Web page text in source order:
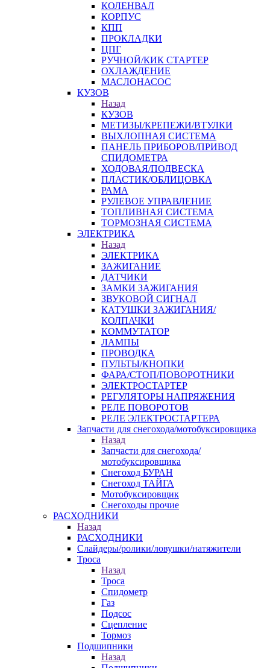
КОЛЕНВАЛ
КОРПУС
КПП
ПРОКЛАДКИ
ЦПГ
РУЧНОЙ/КИК СТАРТЕР
ОХЛАЖДЕНИЕ
МАСЛОНАСОС
КУЗОВ
Назад
КУЗОВ
МЕТИЗЫ/КРЕПЕЖИ/ВТУЛКИ
ВЫХЛОПНАЯ СИСТЕМА
ПАНЕЛЬ ПРИБОРОВ/ПРИВОД
СПИДОМЕТРА
ХОДОВАЯ/ПОДВЕСКА
ПЛАСТИК/ОБЛИЦОВКА
РАМА
РУЛЕВОЕ УПРАВЛЕНИЕ
ТОПЛИВНАЯ СИСТЕМА
ТОРМОЗНАЯ СИСТЕМА
ЭЛЕКТРИКА
Назад
ЭЛЕКТРИКА
ЗАЖИГАНИЕ
ДАТЧИКИ
ЗАМКИ ЗАЖИГАНИЯ
ЗВУКОВОЙ СИГНАЛ
КАТУШКИ ЗАЖИГАНИЯ/
КОЛПАЧКИ
КОММУТАТОР
ЛАМПЫ
ПРОВОДКА
ПУЛЬТЫ/КНОПКИ
ФАРА/СТОП/ПОВОРОТНИКИ
ЭЛЕКТРОСТАРТЕР
РЕГУЛЯТОРЫ НАПРЯЖЕНИЯ
РЕЛЕ ПОВОРОТОВ
РЕЛЕ ЭЛЕКТРОСТАРТЕРА
Запчасти для снегохода/мотобуксировщика
Назад
Запчасти для снегохода/
мотобуксировщика
Снегоход БУРАН
Снегоход ТАЙГА
Мотобуксировщик
Снегоходы прочие
РАСХОДНИКИ
Назад
РАСХОДНИКИ
Слайдеры/ролики/ловушки/натяжители
Троса
Назад
Троса
Спидометр
Газ
Подсос
Сцепление
Тормоз
Подшипники
Назад